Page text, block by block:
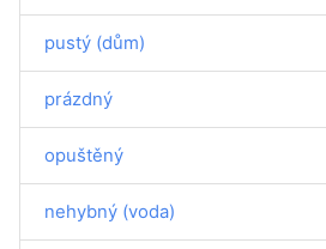
pustý (dům)
prázdný
opuštěný
nehybný (voda)